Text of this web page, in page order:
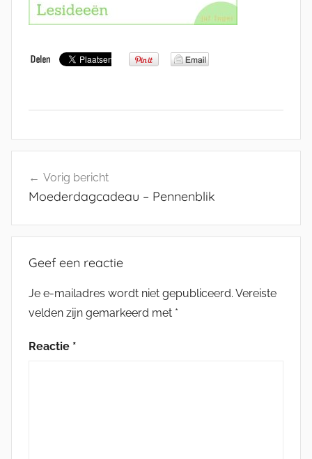
navigatie
Vorig bericht
Moederdagcadeau – Pennenblik
Geef een reactie
Je e-mailadres wordt niet gepubliceerd. Vereiste
velden zijn gemarkeerd met *
Reactie *